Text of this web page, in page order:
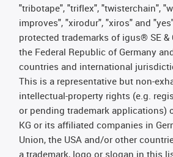
"tribotape", "triflex", "twisterchain",
improves", "xirodur", "xiros" and
protected trademarks of igus® SE &
the Federal Republic of Germany
countries and international
This is a representative but non-
intellectual-property rights (e.g.
or pending trademark applications)
KG or its affiliated companies in
Union, the USA and/or other
a trademark, logo or slogan in this